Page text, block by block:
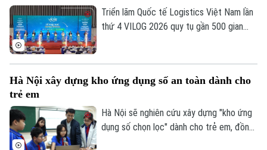
Chuyên mục
Hà Nội
Chính trị
Hà Nội
Nhịp sống Hà Nội
Thế giới
công nghệ chỉnh sửa gene.
Triển lãm Quốc tế Logistics Việt Nam lần
thứ 4 VILOG 2026 quy tụ gần 500 gian
gian trình diễn của các giải pháp AI,
Hà Nội xây dựng kho ứng dụng số an toàn dành cho
trẻ em
Hà Nội sẽ nghiên cứu xây dựng "kho ứng
dụng số chọn lọc" dành cho trẻ em, đồng